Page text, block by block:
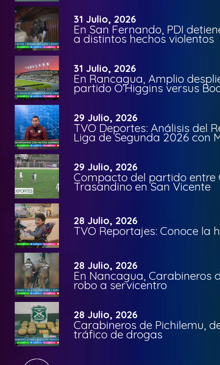
31 Julio, 2026
En San Fernando, PDI
a distintos hechos violentos
31 Julio, 2026
En Rancagua, Amplio
partido O’Higgins versus
29 Julio, 2026
TVO Deportes: Análisis del
Liga de Segunda 2026 con
29 Julio, 2026
Compacto del partido entre
Trasandino en San Vicente
28 Julio, 2026
TVO Reportajes: Conoce la
28 Julio, 2026
En Nancagua, Carabineros
robo a servicentro
28 Julio, 2026
Carabineros de Pichilemu,
tráfico de drogas